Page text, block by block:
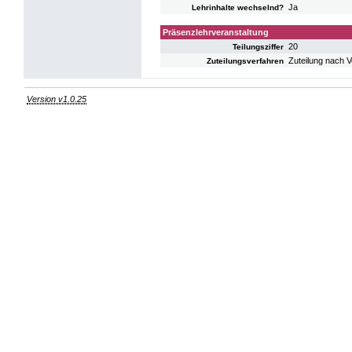
Lehrinhalte wechselnd? Ja
Präsenzlehrveranstaltung
Teilungsziffer 20
Zuteilungsverfahren Zuteilung nach
Version v1.0.25